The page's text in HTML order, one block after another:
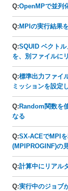
Q:OpenMPで並列
Q: MPIの実行結果
Q:SQUID ベクト
を、別ファイルに
Q:標準出力ファイ
ミッションを設定
Q: Random関数を
なる
Q:SX-ACEでMPI
(MPIPROGINF)の
Q:計算中にリアル
Q:実行中のジョブ